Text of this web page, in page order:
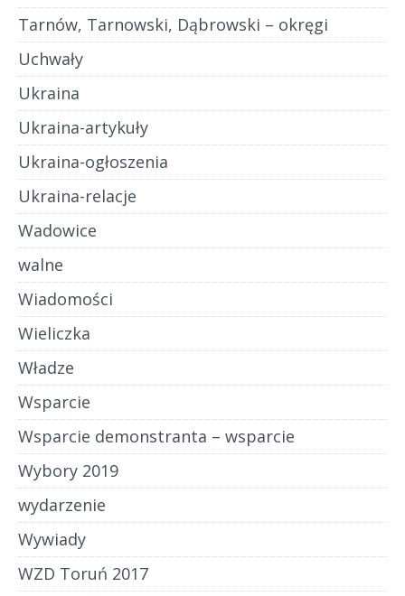
Tarnów, Tarnowski, Dąbrowski – okręgi
Uchwały
Ukraina
Ukraina-artykuły
Ukraina-ogłoszenia
Ukraina-relacje
Wadowice
walne
Wiadomości
Wieliczka
Władze
Wsparcie
Wsparcie demonstranta – wsparcie
Wybory 2019
wydarzenie
Wywiady
WZD Toruń 2017